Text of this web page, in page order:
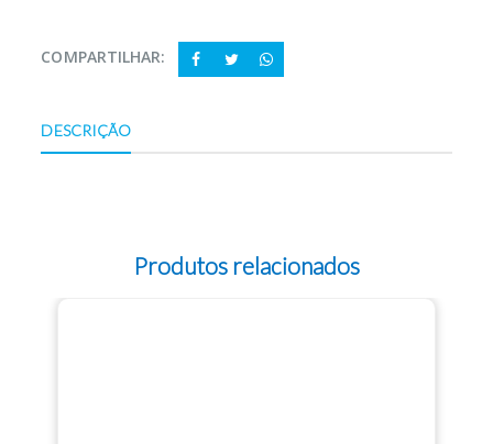
COMPARTILHAR:
DESCRIÇÃO
Produtos relacionados